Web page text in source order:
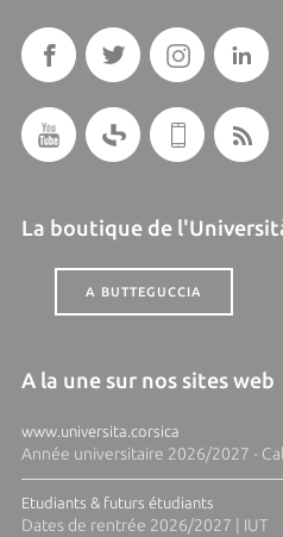
La boutique de
A BUTTEGUCCIA
A la une sur nos sites web
www.universita.corsica
Année universitaire 2026/2027 -
Etudiants & futurs étudiants
Dates de rentrée 2026/2027 | IUT